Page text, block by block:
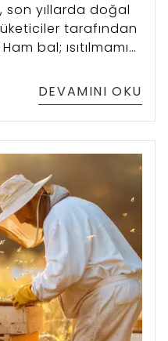
son yıllarda doğal
tarafından
bal; ısıtılmamış,
arının kovanda
sofralara ulaşır. Bu
vitaminlerini,
içeriğini büyük
DEVAMINI OKU